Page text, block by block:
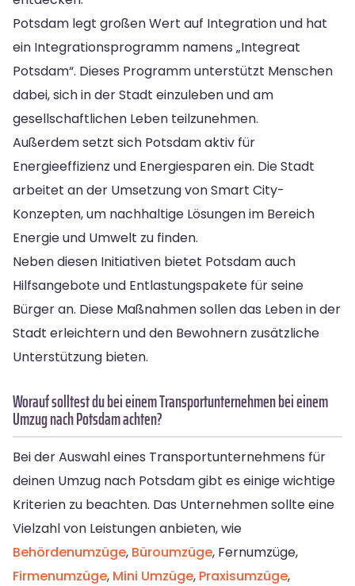
Potsdam legt großen Wert auf Integration und hat
ein Integrationsprogramm namens „Integreat
Potsdam“. Dieses Programm unterstützt Menschen
dabei, sich in der Stadt einzuleben und am
gesellschaftlichen Leben teilzunehmen.
Außerdem setzt sich Potsdam aktiv für
Energieeffizienz und Energiesparen ein. Die Stadt
arbeitet an der Umsetzung von Smart City-
Konzepten, um nachhaltige Lösungen im Bereich
Energie und Umwelt zu finden.
Neben diesen Initiativen bietet Potsdam auch
Hilfsangebote und Entlastungspakete für seine
Bürger an. Diese Maßnahmen sollen das Leben in der
Stadt erleichtern und den Bewohnern zusätzliche
Unterstützung bieten.
Worauf solltest du bei einem Transportunternehmen bei einem
Umzug nach Potsdam achten?
Bei der Auswahl eines Transportunternehmens für
deinen Umzug nach Potsdam gibt es einige wichtige
Kriterien zu beachten. Das Unternehmen sollte eine
Vielzahl von Leistungen anbieten, wie
Behördenumzüge, Büroumzüge, Fernumzüge,
Firmenumzüge, Mini Umzüge, Praxisumzüge,